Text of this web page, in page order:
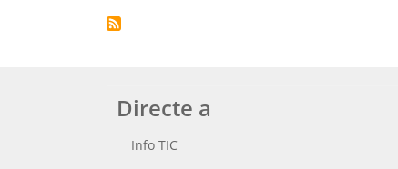
Directe a
Info TIC